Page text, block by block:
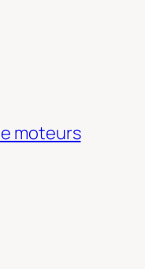
moteurs